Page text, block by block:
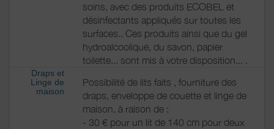
soins, avec des produits ECOBEL et
désinfectants appliqués sur toutes les
surfaces.. Ces produits ainsi que du gel
hydroalcoolique, du savon, papier
toilette... sont mis à votre disposition... .
Draps et
Linge de
maison
Possibilité de lits faits , fourniture des
draps, enveloppe de couette et linge de
maison, à raison de :
- 30 € pour un lit de 140 cm pour deux